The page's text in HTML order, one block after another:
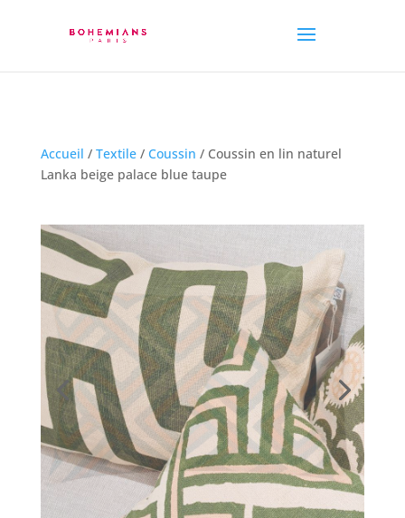
Accueil / Textile/ Coussin / Coussin en lin naturel
Lanka beige palace blue taupe